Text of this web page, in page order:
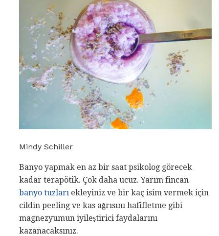
Mindy Schiller
Banyo yapmak en az bir saat psikolog görecek
kadar terapötik. Çok daha ucuz. Yarım fincan
banyo tuzları ekleyiniz ve bir kaç isim vermek için
cildin peeling ve kas ağrısını hafifletme gibi
magnezyumun iyileştirici faydalarını
kazanacaksınız.